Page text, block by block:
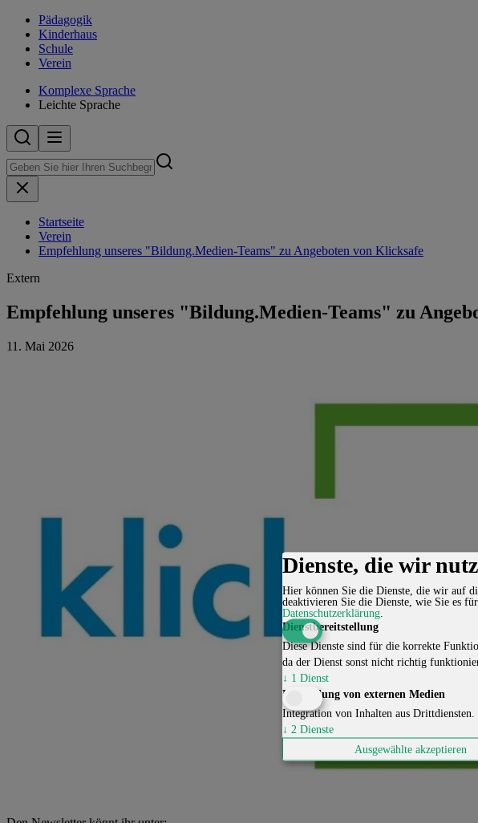
Pädagogik
Kinderhaus
Schule
Verein
Komplexe Sprache
Leichte Sprache
Startseite
Verein
Empfehlung unseres "Bildung.Medien-Teams" zu Angeboten von Klicksafe
Extern
Empfehlung unseres "Bildung.Medien-Teams" zu
11. Mai 2026
Dienste, die wir
Hier können Sie die Dienste, die wir auf
deaktivieren Sie die Dienste, wie Sie es
Datenschutzerklärung
Dienstbereitstellung
Diese Dienste sind für die korrekte
da der Dienst sonst nicht richtig
↓ 1 Dienst
Einbindung von externen Medien
Integration von Inhalten aus
↓ 2 Dienste
Ausgewählte akzeptieren